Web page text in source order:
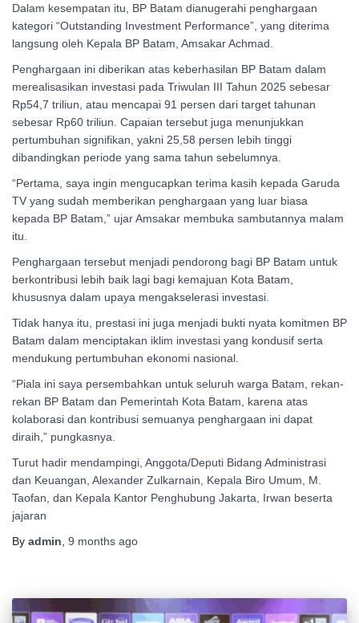
Dalam kesempatan itu, BP Batam dianugerahi penghargaan
kategori “Outstanding Investment Performance”, yang diterima
langsung oleh Kepala BP Batam, Amsakar Achmad.
Penghargaan ini diberikan atas keberhasilan BP Batam dalam
merealisasikan investasi pada Triwulan III Tahun 2025 sebesar
Rp54,7 triliun, atau mencapai 91 persen dari target tahunan
sebesar Rp60 triliun. Capaian tersebut juga menunjukkan
pertumbuhan signifikan, yakni 25,58 persen lebih tinggi
dibandingkan periode yang sama tahun sebelumnya.
“Pertama, saya ingin mengucapkan terima kasih kepada Garuda
TV yang sudah memberikan penghargaan yang luar biasa
kepada BP Batam,” ujar Amsakar membuka sambutannya malam
itu.
Penghargaan tersebut menjadi pendorong bagi BP Batam untuk
berkontribusi lebih baik lagi bagi kemajuan Kota Batam,
khususnya dalam upaya mengakselerasi investasi.
Tidak hanya itu, prestasi ini juga menjadi bukti nyata komitmen BP
Batam dalam menciptakan iklim investasi yang kondusif serta
mendukung pertumbuhan ekonomi nasional.
“Piala ini saya persembahkan untuk seluruh warga Batam, rekan-
rekan BP Batam dan Pemerintah Kota Batam, karena atas
kolaborasi dan kontribusi semuanya penghargaan ini dapat
diraih,” pungkasnya.
Turut hadir mendampingi, Anggota/Deputi Bidang Administrasi
dan Keuangan, Alexander Zulkarnain, Kepala Biro Umum, M.
Taofan, dan Kepala Kantor Penghubung Jakarta, Irwan beserta
jajaran
By admin 9 months ago